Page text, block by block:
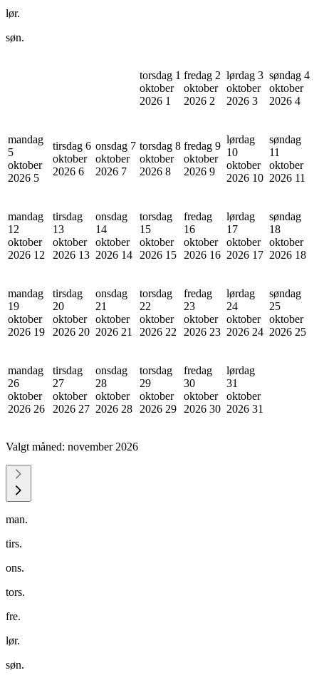
lør.
søn.
torsdag 1
oktober
2026 1
fredag 2
oktober
2026 2
lørdag 3
oktober
2026 3
søndag 4
oktober
2026 4
mandag
5
oktober
2026 5
tirsdag 6
oktober
2026 6
onsdag 7
oktober
2026 7
torsdag 8
oktober
2026 8
fredag 9
oktober
2026 9
lørdag
10
oktober
2026 10
søndag
11
oktober
2026 11
mandag
12
oktober
2026 12
tirsdag
13
oktober
2026 13
onsdag
14
oktober
2026 14
torsdag
15
oktober
2026 15
fredag
16
oktober
2026 16
lørdag
17
oktober
2026 17
søndag
18
oktober
2026 18
mandag
19
oktober
2026 19
tirsdag
20
oktober
2026 20
onsdag
21
oktober
2026 21
torsdag
22
oktober
2026 22
fredag
23
oktober
2026 23
lørdag
24
oktober
2026 24
søndag
25
oktober
2026 25
mandag
26
oktober
2026 26
tirsdag
27
oktober
2026 27
onsdag
28
oktober
2026 28
torsdag
29
oktober
2026 29
fredag
30
oktober
2026 30
lørdag
31
oktober
2026 31
Valgt måned: november 2026
man.
tirs.
ons.
tors.
fre.
lør.
søn.